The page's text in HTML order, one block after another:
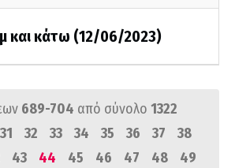
και κάτω (12/06/2023)
689-704 από σύνολο 1322
31 32 33 34 35 36 37
38
43 44 45 46 47 48
49